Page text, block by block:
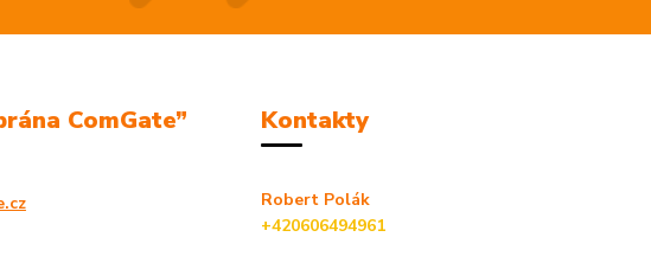
ComGate” Kontakty
Robert Polák
+420606494961